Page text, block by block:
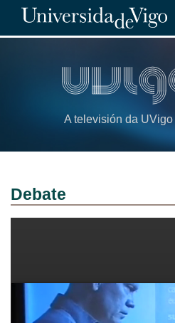
A televisión da UVigo
Debate